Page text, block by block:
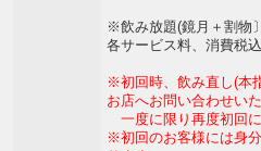
※飲み放題(鏡月＋割物〕
各サービス料、消費税
※初回時、飲み直し(本
お店へお問い合わせい
一度に限り再度初回に
※初回のお客様には身